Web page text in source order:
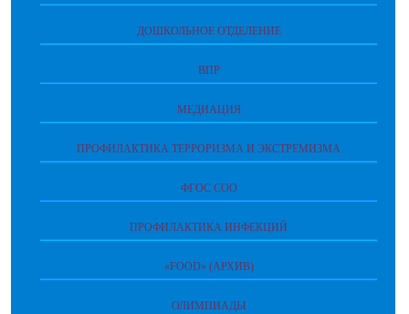
ДОШКОЛЬНОЕ ОТДЕЛЕНИЕ
ВПР
МЕДИАЦИЯ
ПРОФИЛАКТИКА ТЕРРОРИЗМА И ЭКСТРЕМИЗМА
ФГОС СОО
ПРОФИЛАКТИКА ИНФЕКЦИЙ
«FOOD» (АРХИВ)
ОЛИМПИАДЫ